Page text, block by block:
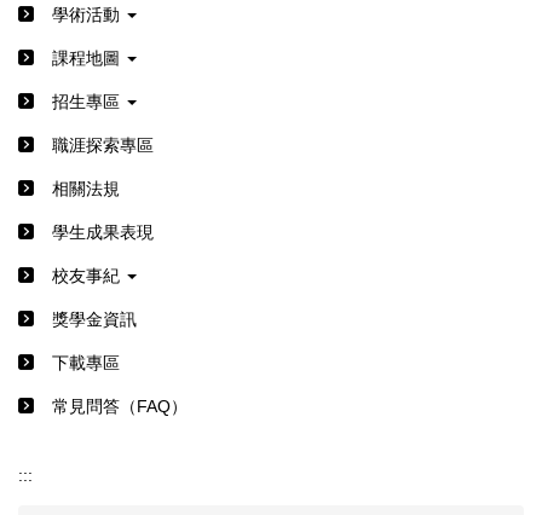
學術活動
課程地圖
招生專區
職涯探索專區
相關法規
學生成果表現
校友事紀
獎學金資訊
下載專區
常見問答（FAQ）
:::